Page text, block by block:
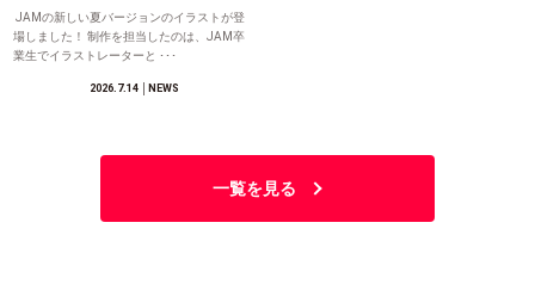
JAMの新しい夏バージョンのイラストが登
場しました！ 制作を担当したのは、JAM卒
業生でイラストレーターと ･･･
2026.7.14│NEWS
一覧を見る